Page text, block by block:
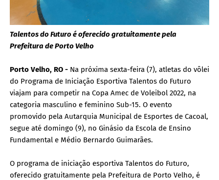
Talentos do Futuro é oferecido gratuitamente pela
Prefeitura de Porto Velho
Porto Velho, RO - Na próxima sexta-feira (7), atletas do vôlei
do Programa de Iniciação Esportiva Talentos do Futuro
viajam para competir na Copa Amec de Voleibol 2022, na
categoria masculino e feminino Sub-15. O evento
promovido pela Autarquia Municipal de Esportes de Cacoal,
segue até domingo (9), no Ginásio da Escola de Ensino
Fundamental e Médio Bernardo Guimarães.
O programa de iniciação esportiva Talentos do Futuro,
oferecido gratuitamente pela Prefeitura de Porto Velho, é